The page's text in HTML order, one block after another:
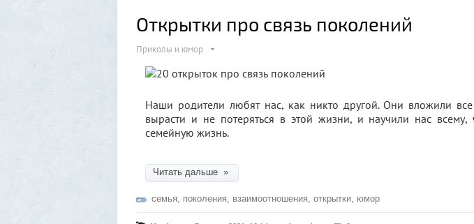
Открытки про связь поколений
Приколы и юмор
Наши родители любят нас, как никто другой. Они вложили
вырасти и не потеряться в этой жизни, и научили нас
семейную жизнь.
Читать дальше »
семья, поколения, взаимоотношения, открытки, юмор